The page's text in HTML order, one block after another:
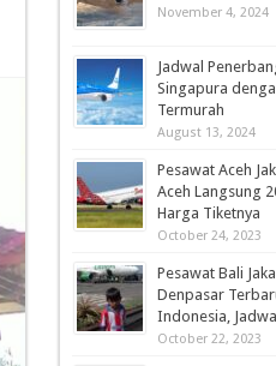
November 4, 2024
Jadwal
Singapura
Termurah
August 13, 2024
Pesawat Aceh
Aceh Langsung
Harga Tiketnya
October 24, 2023
Pesawat Bali
Denpasar
Indonesia,
October 22, 2023